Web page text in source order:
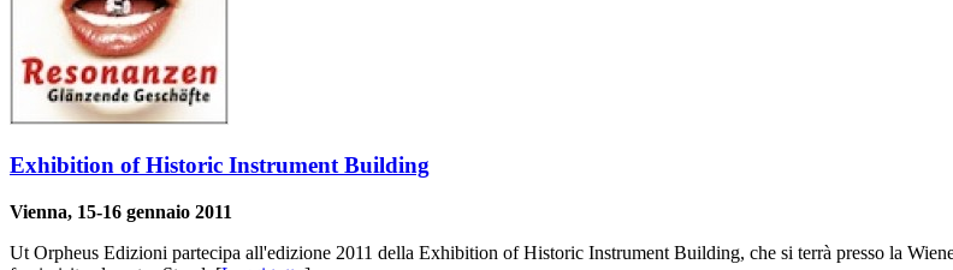
Exhibition of Historic Instrument Building
Vienna, 15-16 gennaio 2011
Ut Orpheus Edizioni partecipa all'edizione 2011 della Exhibition of Historic Instrument Building, che si terrà presso la